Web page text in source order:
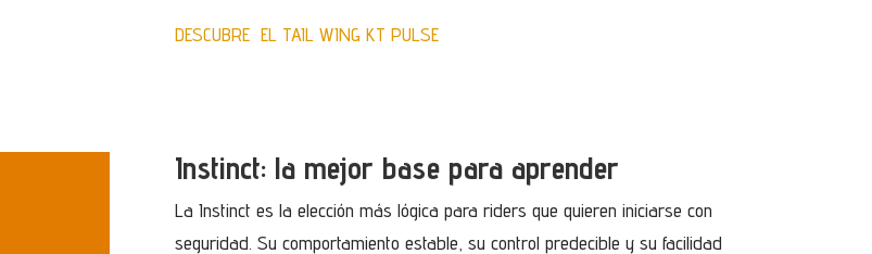
DESCUBRE EL TAIL WING KT PULSE
Instinct: la mejor base para aprender
La Instinct es la elección más lógica para riders que quieren iniciarse con
seguridad. Su comportamiento estable, su control predecible y su facilidad